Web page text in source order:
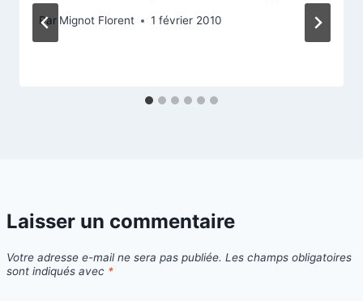
Par Mignot Florent 1 février 2010
Laisser un commentaire
Votre adresse e-mail ne sera pas publiée. Les champs obligatoires
sont indiqués avec *